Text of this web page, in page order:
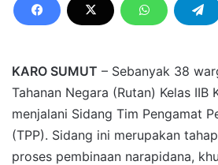
KARO SUMUT – Sebanyak 38
Tahanan Negara (Rutan) Kelas IIB
menjalani Sidang Tim Pengamat
(TPP). Sidang ini merupakan
proses pembinaan narapidana,